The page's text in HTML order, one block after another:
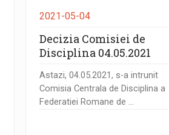
2021-05-04
Decizia Comisiei de
Disciplina 04.05.2021
Astazi, 04.05.2021, s-a intrunit
Comisia Centrala de Disciplina a
Federatiei Romane de ...